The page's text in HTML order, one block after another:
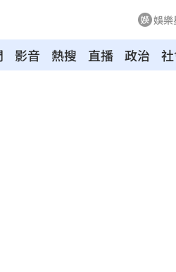
娛樂
影音 熱搜 直播 政治